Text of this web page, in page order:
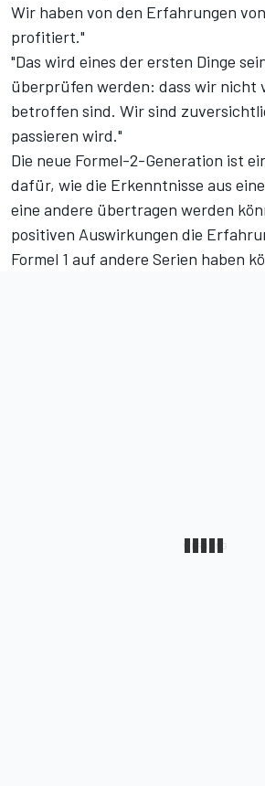
Wir haben von den Erfahrungen
profitiert."
"Das wird eines der ersten Dinge
überprüfen werden: dass wir nicht
betroffen sind. Wir sind
passieren wird."
Die neue Formel-2-Generation ist
dafür, wie die Erkenntnisse aus
eine andere übertragen werden
positiven Auswirkungen die
Formel 1 auf andere Serien haben